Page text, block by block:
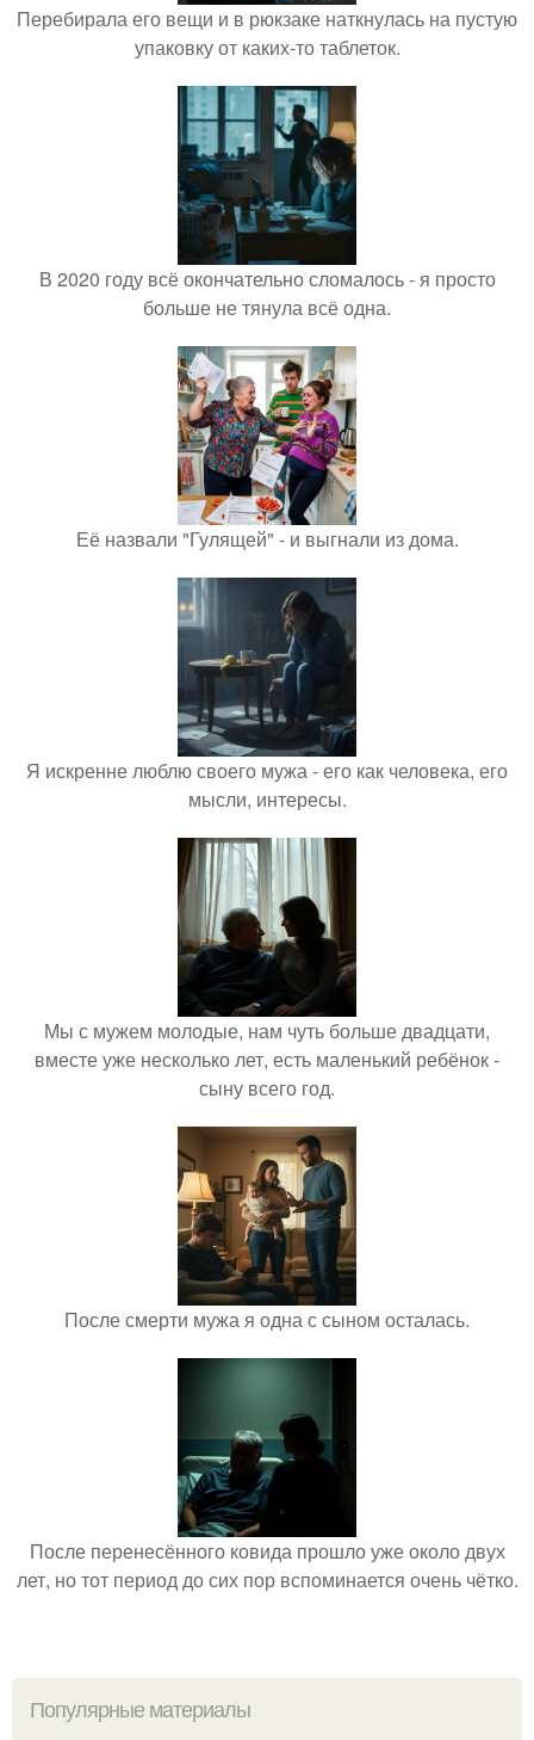
Перебирала его вещи и в рюкзаке наткнулась на пустую
упаковку от каких-то таблеток.
В 2020 году всё окончательно сломалось - я просто
больше не тянула всё одна.
Её назвали "Гулящей" - и выгнали из дома.
Я искренне люблю своего мужа - его как человека, его
мысли, интересы.
Мы с мужем молодые, нам чуть больше двадцати,
вместе уже несколько лет, есть маленький ребёнок -
сыну всего год.
После смерти мужа я одна с сыном осталась.
После перенесённого ковида прошло уже около двух
лет, но тот период до сих пор вспоминается очень чётко.
Популярные материалы